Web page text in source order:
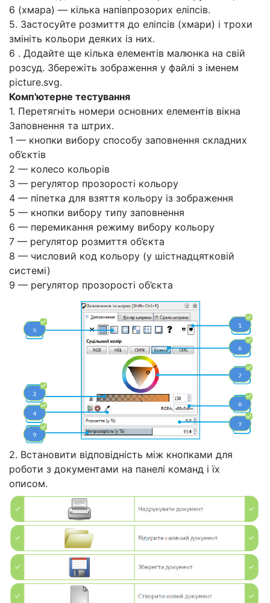
6 (хмара) — кілька напівпрозорих еліпсів.
5. Застосуйте розмиття до еліпсів (хмари) і трохи
змініть кольори деяких із них.
6 . Додайте ще кілька елементів малюнка на свій
розсуд. Збережіть зображення у файлі з іменем
picture.svg.
Комп'ютерне тестування
1. Перетягніть номери основних елементів вікна
Заповнення та штрих.
1 — кнопки вибору способу заповнення складних
об’єктів
2 — колесо кольорів
3 — регулятор прозорості кольору
4 — піпетка для взяття кольору із зображення
5 — кнопки вибору типу заповнення
6 — перемикання режиму вибору кольору
7 — регулятор розмиття об’єкта
8 — числовий код кольору (у шістнадцятковій
системі)
9 — регулятор прозорості об’єкта
2. Встановити відповідність між кнопками для
роботи з документами на панелі команд і їх
описом.